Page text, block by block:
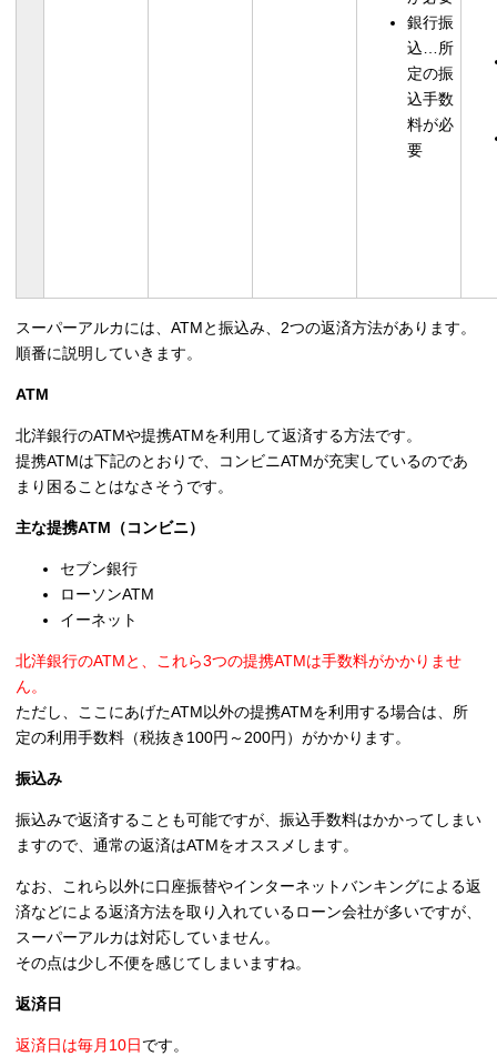
銀行振
込…所
定の振
込手数
料が必
要
スーパーアルカには、ATMと振込み、2つの返済方法があります。
順番に説明していきます。
ATM
北洋銀行のATMや提携ATMを利用して返済する方法です。
提携ATMは下記のとおりで、コンビニATMが充実しているのであ
まり困ることはなさそうです。
主な提携ATM（コンビニ）
セブン銀行
ローソンATM
イーネット
北洋銀行のATMと、これら3つの提携ATMは手数料がかかりませ
ん。
ただし、ここにあげたATM以外の提携ATMを利用する場合は、所
定の利用手数料（税抜き100円～200円）がかかります。
振込み
振込みで返済することも可能ですが、振込手数料はかかってしまい
ますので、通常の返済はATMをオススメします。
なお、これら以外に口座振替やインターネットバンキングによる返
済などによる返済方法を取り入れているローン会社が多いですが、
スーパーアルカは対応していません。
その点は少し不便を感じてしまいますね。
返済日
返済日は毎月10日です。